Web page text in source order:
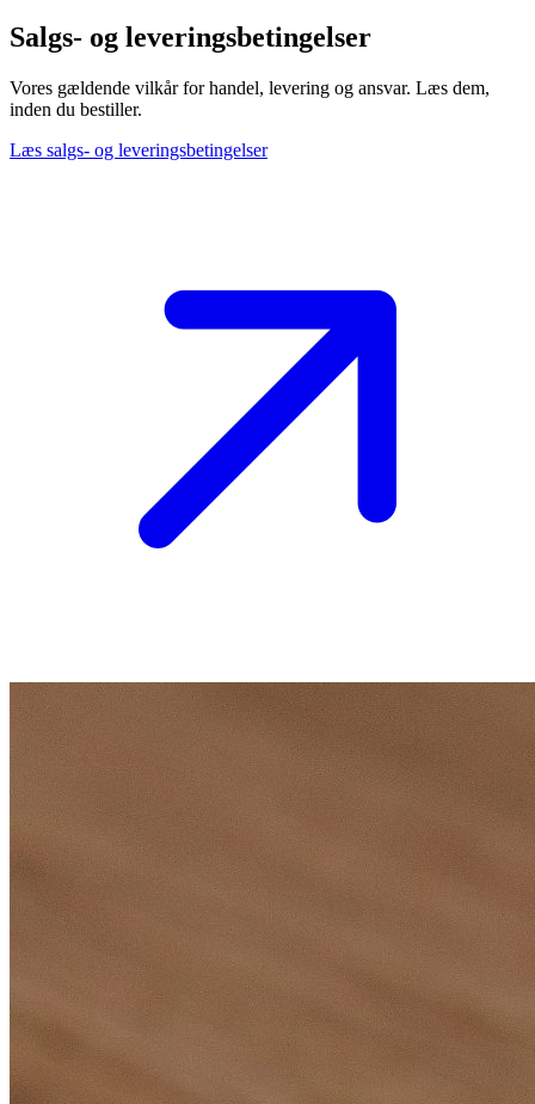
Salgs- og leveringsbetingelser
Vores gældende vilkår for handel, levering og ansvar. Læs dem,
inden du bestiller.
Læs salgs- og leveringsbetingelser